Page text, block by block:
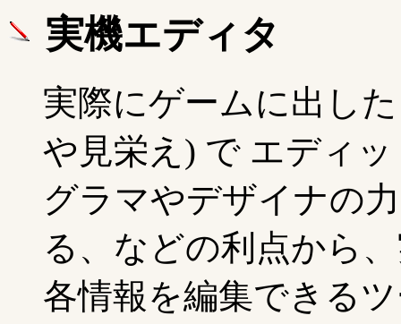
実機エディタ
実際にゲームに出し
や見栄え) で エディ
グラマやデザイナの
る、などの利点から
各情報を編集できる